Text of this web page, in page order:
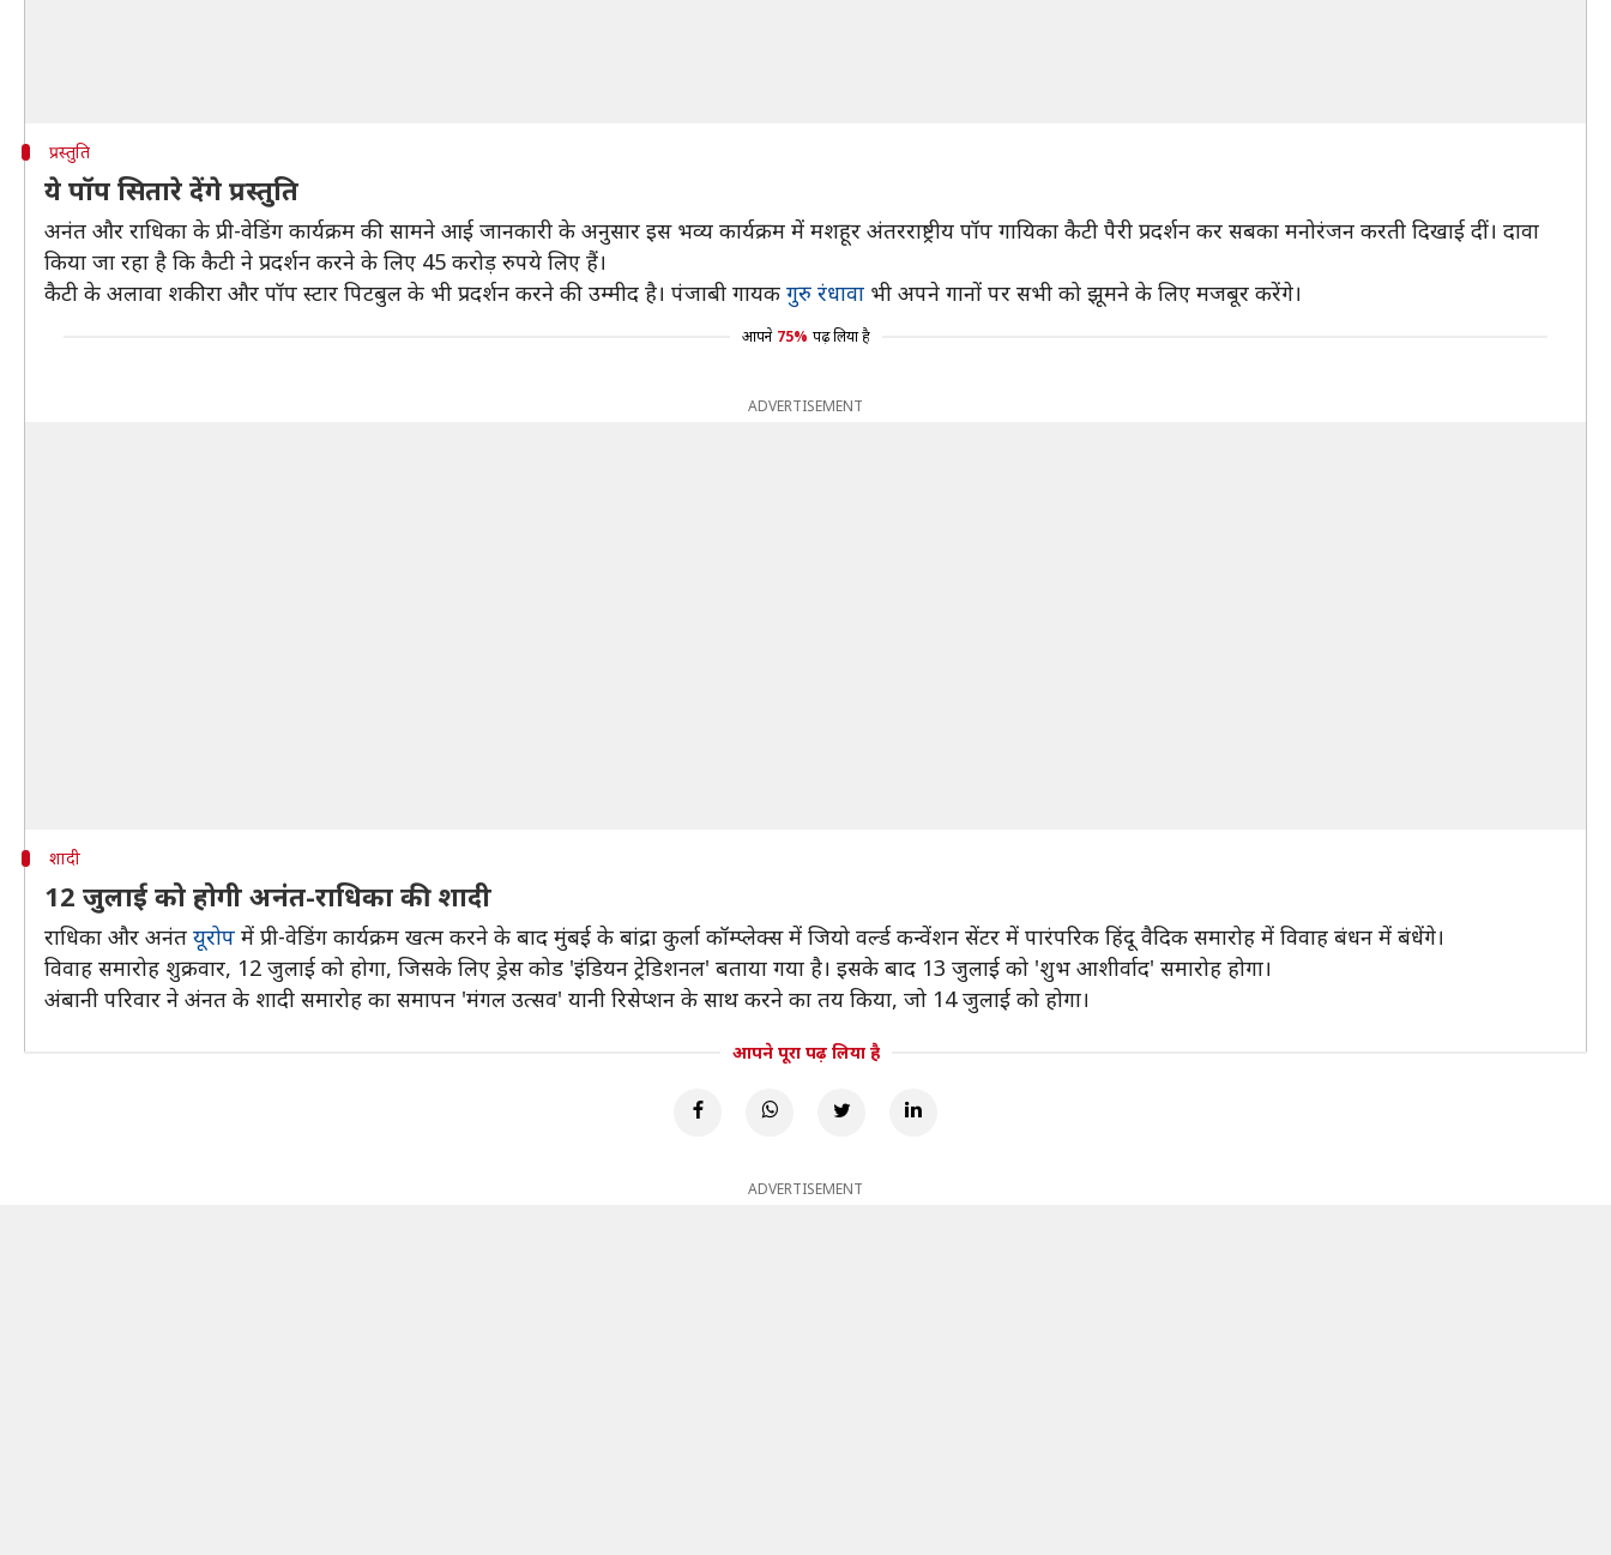
प्रस्तुति
ये पॉप सितारे देंगे प्रस्तुति
अनंत और राधिका के प्री-वेडिंग कार्यक्रम की सामने आई जानकारी के अनुसार इस भव्य कार्यक्रम में मशहूर अंतरराष्ट्रीय पॉप गायिका कैटी पैरी प्रदर्शन कर सबका मनोरंजन करती दिखाई दीं। दावा
किया जा रहा है कि कैटी ने प्रदर्शन करने के लिए 45 करोड़ रुपये लिए हैं।
कैटी के अलावा शकीरा और पॉप स्टार पिटबुल के भी प्रदर्शन करने की उम्मीद है। पंजाबी गायक गुरु रंधावा भी अपने गानों पर सभी को झूमने के लिए मजबूर करेंगे।
आपने 75% पढ़ लिया है
ADVERTISEMENT
शादी
12 जुलाई को होगी अनंत-राधिका की शादी
राधिका और अनंत यूरोप में प्री-वेडिंग कार्यक्रम खत्म करने के बाद मुंबई के बांद्रा कुर्ला कॉम्प्लेक्स में जियो वर्ल्ड कन्वेंशन सेंटर में पारंपरिक हिंदू वैदिक समारोह में विवाह बंधन में बंधेंगे।
विवाह समारोह शुक्रवार, 12 जुलाई को होगा, जिसके लिए ड्रेस कोड 'इंडियन ट्रेडिशनल' बताया गया है। इसके बाद 13 जुलाई को 'शुभ आशीर्वाद' समारोह होगा।
अंबानी परिवार ने अंनत के शादी समारोह का समापन 'मंगल उत्सव' यानी रिसेप्शन के साथ करने का तय किया, जो 14 जुलाई को होगा।
आपने पूरा पढ़ लिया है
ADVERTISEMENT